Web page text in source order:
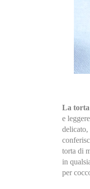
La torta
e
torta di
in
per